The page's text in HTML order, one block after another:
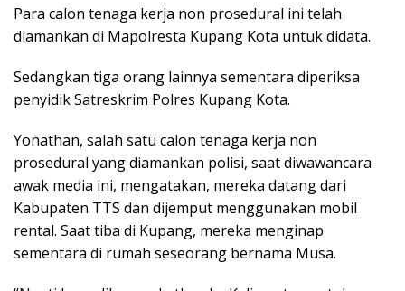
Para calon tenaga kerja non prosedural ini telah
diamankan di Mapolresta Kupang Kota untuk didata.
Sedangkan tiga orang lainnya sementara diperiksa
penyidik Satreskrim Polres Kupang Kota.
Yonathan, salah satu calon tenaga kerja non
prosedural yang diamankan polisi, saat diwawancara
awak media ini, mengatakan, mereka datang dari
Kabupaten TTS dan dijemput menggunakan mobil
rental. Saat tiba di Kupang, mereka menginap
sementara di rumah seseorang bernama Musa.